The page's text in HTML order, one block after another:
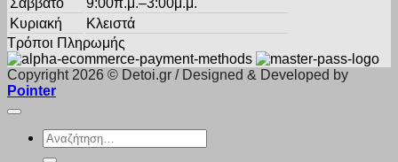
Κυριακή
Κλειστά
Τρόποι Πληρωμής
Copyright 2026 © Detoi.gr / Designed & Developed by
Pointer
Αναζήτηση
για: